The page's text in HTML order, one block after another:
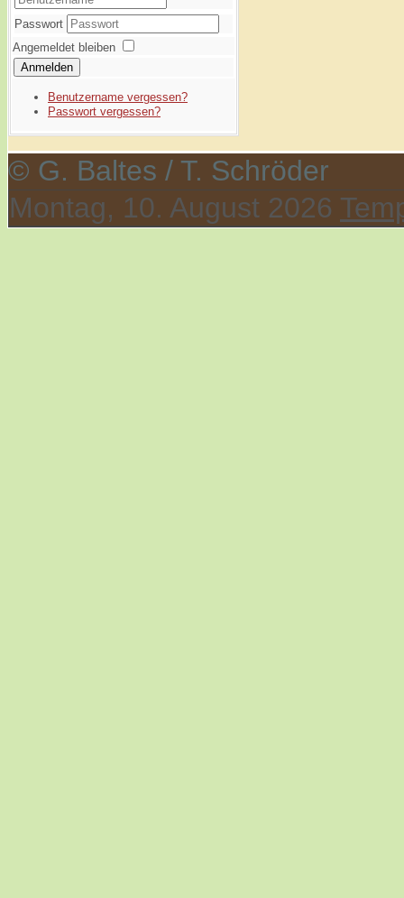
Passwort
Angemeldet bleiben
Anmelden
Benutzername vergessen?
Passwort vergessen?
© G. Baltes / T. Schröder
Montag, 10. August 2026